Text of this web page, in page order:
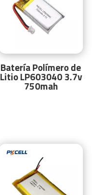
Batería Polímero de
Litio LP603040 3.7v
750mah